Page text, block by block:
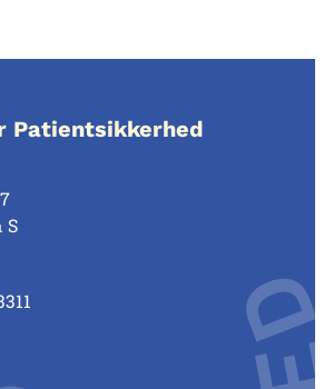
Patientsikkerhed
S